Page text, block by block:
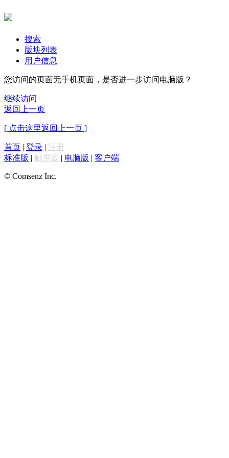
搜索
版块列表
用户信息
您访问的页面无手机页面，是否进一步访问电脑版？
继续访问
返回上一页
[ 点击这里返回上一页 ]
首页 | 登录 | 注册
标准版 | 触屏版 | 电脑版 | 客户端
© Comsenz Inc.